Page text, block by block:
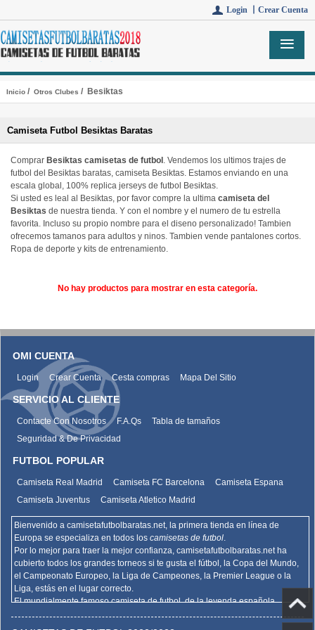
Login 丨 Crear Cuenta
Inicio/ Otros Clubes / Besiktas
Camiseta Futbol Besiktas Baratas
Comprar Besiktas camisetas de futbol . Vendemos los ultimos trajes de
futbol del Besiktas baratas, camiseta Besiktas. Estamos enviando en una
escala global, 100% replica jerseys de futbol Besiktas.
Si usted es leal al Besiktas, por favor compre la ultima camiseta del
Besiktas de nuestra tienda. Y con el nombre y el numero de tu estrella
favorita. Incluso su propio nombre para el diseno personalizado! Tambien
ofrecemos tamanos para adultos y ninos. Tambien vende pantalones cortos.
Ropa de deporte y kits de entrenamiento.
No hay productos para mostrar en esta categoría.
OMI CUENTA
Login Crear Cuenta Cesta compras Mapa Del Sitio
SERVICIO AL CLIENTE
Contacte Con Nosotros F.A.Qs
Tabla de tamaños
Seguridad & De Privacidad
FUTBOL POPULAR
Camiseta Real Madrid Camiseta FC Barcelona
Camiseta Espana
Camiseta Juventus
Camiseta Atletico Madrid
Bienvenido a camisetafutbolbaratas.net, la primera tienda en línea de
Europa se especializa en todos los camisetas de futbol.
Por lo mejor para traer la mejor confianza, camisetafutbolbaratas.netha
cubierto todos los grandes torneos si te gusta el fútbol, la Copa del Mundo,
el Campeonato Europeo, la Liga de Campeones, la Premier League o la
Liga, estás en el lugar correcto.
El mundialmente famoso camiseta de futbol, de la leyenda española